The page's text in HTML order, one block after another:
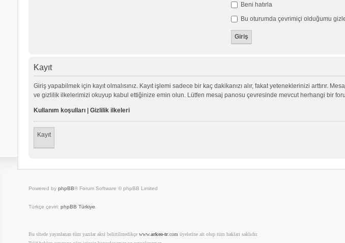
Beni hatırla
Bu oturumda çevrimiçi olduğumu
Kayıt
Giriş yapabilmek için kayıt olmalısınız. Kayıt işlemi sadece bir kaç dakikanızı alır, fakat yeteneklerinizi arttırır.
ve gizlilik ilkelerimizi okuyup kabul ettiğinize emin olun. Lütfen mesaj panosu çevresinde mevcut herhangi bir
Kullanım koşulları| Gizlilik ilkeleri
Kayıt
Powered by phpBB® Forum Software © phpBB Limited
Türkçe çeviri: phpBB Türkiye
Bu sitede yayınlanan tüm yazılar aksi belirtilmedikçe www.arkeo-tr.com üyelerine ait olup tüm hakları saklıdır.